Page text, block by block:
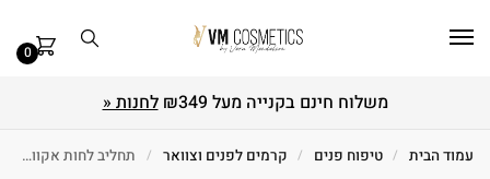
0
משלוח חינם בקנייה מעל ₪349 לחנות «
עמוד הבית / טיפוח פנים / קרמים לפנים וצוואר / תחליב לחות אקווה קקטוס 50 מ"ל Dr Kadir ד״ר קדיר